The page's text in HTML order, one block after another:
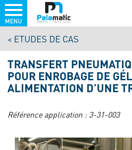
au
contenu
principal
MENU
ETUDES DE CAS
TRANSFERT
POUR ENROBAGE DE
ALIMENTATION D’UNE
Référence application : 3-31-003